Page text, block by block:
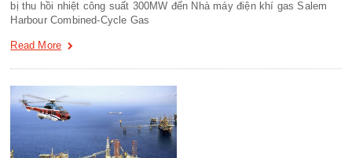
bị thu hồi nhiệt công suất 300MW đến Nhà máy điện khí gas Salem
Harbour Combined-Cycle Gas
Read More